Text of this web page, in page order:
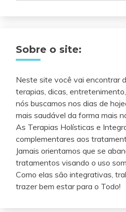
Sobre o site:
Neste site você vai encontrar
terapias, dicas,
nós buscamos nos dias de
mais saudável da forma mais
As Terapias Holísticas e
complementares aos
Jamais orientamos que se
tratamentos visando o uso
Como elas são integrativas,
trazer bem estar para o Todo!